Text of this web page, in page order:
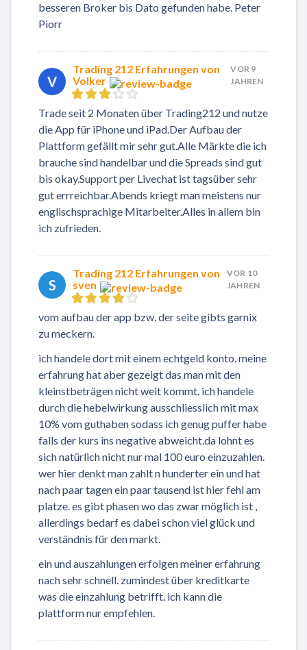
besseren Broker bis Dato gefunden habe. Peter
Piorr
V
Trading 212 Erfahrungen von
Volker
VOR 9
JAHREN
Trade seit 2 Monaten über Trading212 und nutze
die App für iPhone und iPad.Der Aufbau der
Plattform gefällt mir sehr gut.Alle Märkte die ich
brauche sind handelbar und die Spreads sind gut
bis okay.Support per Livechat ist tagsüber sehr
gut errreichbar.Abends kriegt man meistens nur
englischsprachige Mitarbeiter.Alles in allem bin
ich zufrieden.
S
Trading 212 Erfahrungen von
sven
VOR 10
JAHREN
vom aufbau der app bzw. der seite gibts garnix
zu meckern.
ich handele dort mit einem echtgeld konto. meine
erfahrung hat aber gezeigt das man mit den
kleinstbeträgen nicht weit kommt. ich handele
durch die hebelwirkung ausschliesslich mit max
10% vom guthaben sodass ich genug puffer habe
falls der kurs ins negative abweicht.da lohnt es
sich natürlich nicht nur mal 100 euro einzuzahlen.
wer hier denkt man zahlt n hunderter ein und hat
nach paar tagen ein paar tausend ist hier fehl am
platze. es gibt phasen wo das zwar möglich ist ,
allerdings bedarf es dabei schon viel glück und
verständnis für den markt.
ein und auszahlungen erfolgen meiner erfahrung
nach sehr schnell. zumindest über kreditkarte
was die einzahlung betrifft. ich kann die
plattform nur empfehlen.